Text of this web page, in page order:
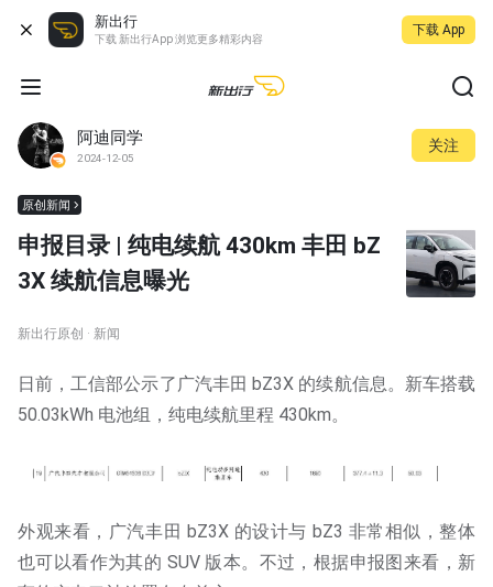
新出行
下载 新出行App 浏览更多精彩内容
下载 App
阿迪同学
2024-12-05
关注
原创新闻
申报目录 | 纯电续航 430km 丰田 bZ
3X 续航信息曝光
新出行原创 · 新闻
日前，工信部公示了广汽丰田 bZ3X 的续航信息。新车搭载
50.03kWh 电池组，纯电续航里程 430km。
外观来看，广汽丰田 bZ3X 的设计与 bZ3 非常相似，整体
也可以看作为其的 SUV 版本。不过，根据申报图来看，新